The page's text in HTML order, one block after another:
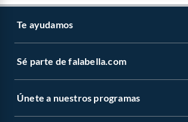
Te ayudamos
Sé parte de falabella.com
Únete a nuestros programas